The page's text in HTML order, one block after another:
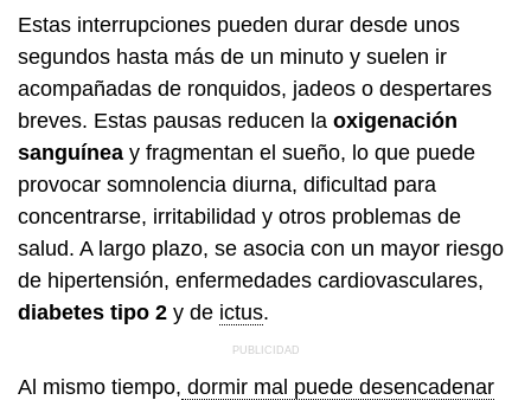
Estas interrupciones pueden durar desde unos
segundos hasta más de un minuto y suelen ir
acompañadas de ronquidos, jadeos o despertares
breves. Estas pausas reducen la oxigenación
sanguínea y fragmentan el sueño, lo que puede
provocar somnolencia diurna, dificultad para
concentrarse, irritabilidad y otros problemas de
salud. A largo plazo, se asocia con un mayor riesgo
de hipertensión, enfermedades cardiovasculares,
diabetes tipo 2 y de ictus.
Al mismo tiempo, dormir mal puede desencadenar